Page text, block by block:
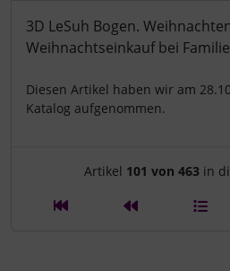
3D LeSuh Bogen.
Weihnachtseinkauf bei
Diesen Artikel haben wir am
Katalog aufgenommen.
Artikel 101 von 463 in